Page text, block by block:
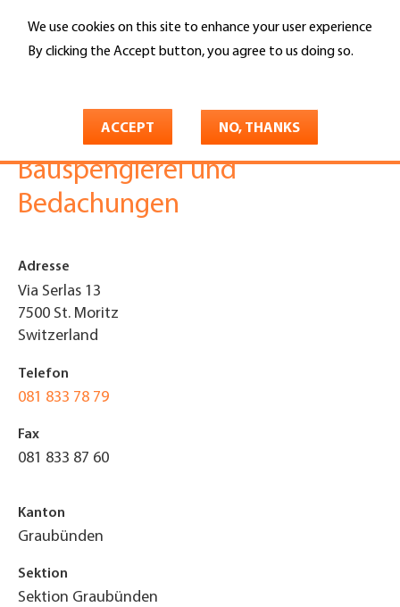
We use cookies on this site to enhance your user experience
By clicking the Accept button, you agree to us doing so.
ACCEPT NO, THANKS
main
Search
Gregor Nani GmbH
Bauspenglerei und
Bedachungen
Adresse
Via Serlas 13
7500 St. Moritz
Switzerland
Telefon
081 833 78 79
Fax
081 833 87 60
Kanton
Graubünden
Sektion
Sektion Graubünden